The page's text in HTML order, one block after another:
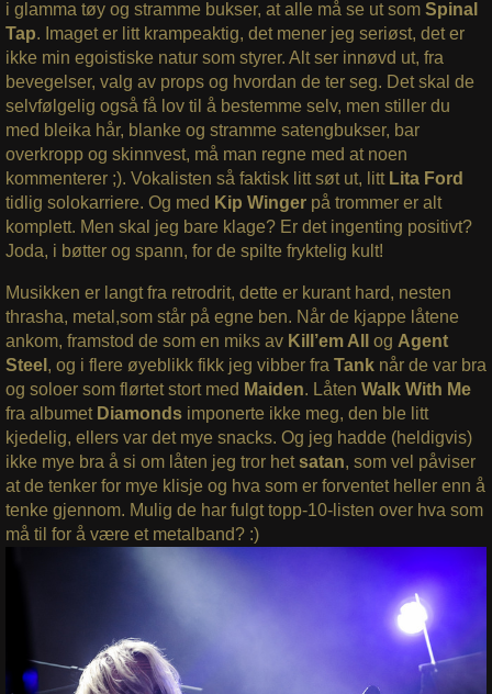
i glamma tøy og stramme bukser, at alle må se ut som Spinal
Tap. Imaget er litt krampeaktig, det mener jeg seriøst, det er
ikke min egoistiske natur som styrer. Alt ser innøvd ut, fra
bevegelser, valg av props og hvordan de ter seg. Det skal de
selvfølgelig også få lov til å bestemme selv, men stiller du
med bleika hår, blanke og stramme satengbukser, bar
overkropp og skinnvest, må man regne med at noen
kommenterer ;). Vokalisten så faktisk litt søt ut, litt Lita Ford
tidlig solokarriere. Og med Kip Wingerpå trommer er alt
komplett. Men skal jeg bare klage? Er det ingenting positivt?
Joda, i bøtter og spann, for de spilte fryktelig kult!
Musikken er langt fra retrodrit, dette er kurant hard, nesten
thrasha, metal,som står på egne ben. Når de kjappe låtene
ankom, framstod de som en miks av Kill’em All og Agent
Steel , og i flere øyeblikk fikk jeg vibber fra Tank når de var bra
og soloer som flørtet stort med Maiden. Låten Walk With Me
fra albumet Diamondsimponerte ikke meg, den ble litt
kjedelig, ellers var det mye snacks. Og jeg hadde (heldigvis)
ikke mye bra å si om låten jeg tror hetsatan, som vel påviser
at de tenker for mye klisje og hva som er forventet heller enn å
tenke gjennom. Mulig de har fulgt topp-10-listen over hva som
må til for å være et metalband? :)